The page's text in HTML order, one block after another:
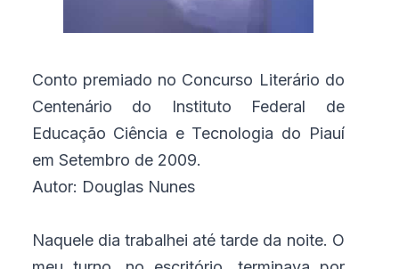
Conto premiado no Concurso Literário do
Centenário do Instituto Federal de
Educação Ciência e Tecnologia do Piauí
em Setembro de 2009.
Autor: Douglas Nunes
Naquele dia trabalhei até tarde da noite. O